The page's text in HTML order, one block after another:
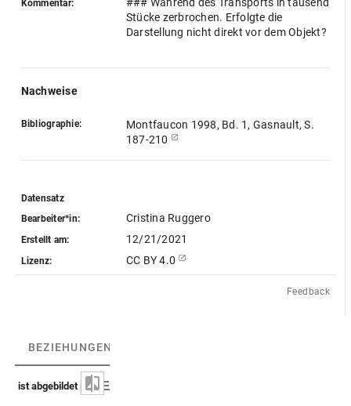
Kommentar:
Stücke zerbrochen. Erfolgte die
Darstellung nicht direkt vor dem Objekt?
Nachweise
Bibliographie:
Montfaucon 1998, Bd. 1, Gasnault, S.
187-210
Datensatz
Bearbeiter*in:
Cristina Ruggero
Erstellt am: 12/21/2021
Lizenz: CC BY 4.0
Feedback
BEZIEHUNGEN
ist abgebildet in